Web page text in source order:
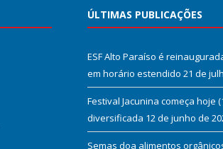
ÚLTIMAS PUBLICAÇÕES
ESF Alto Paraíso é
em horário estendido 21 de
Festival Jacunina começa hoje
diversificada 12 de junho de
Semas doa alimentos